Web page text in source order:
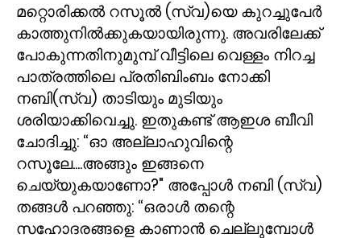
മറ്റൊരിക്കൽ റസൂൽ (സ്വ)യെ കുറച്ചുപേർ
കാത്തുനിൽക്കുകയായിരുന്നു. അവരിലേക്ക്
പോകുന്നതിനുമുമ്പ് വീട്ടിലെ വെള്ളം നിറച്ച
പാത്രത്തിലെ പ്രതിബിംബം നോക്കി
നബി(സ്വ) താടിയും മുടിയും
ശരിയാക്കിവെച്ചു. ഇതുകണ്ട് ആഇശ ബീവി
ചോദിച്ചു: “ഓ അല്ലാഹുവിന്റെ
റസൂലേ....അങ്ങും ഇങ്ങനെ
ചെയ്യുകയാണോ?" അപ്പോൾ നബി (സ്വ)
തങ്ങൾ പറഞ്ഞു: “ഒരാൾ തന്റെ
സഹോദരങ്ങളെ കാണാൻ ചെല്ലുമ്പോൾ